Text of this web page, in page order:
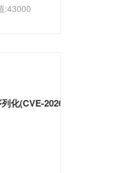
:43000
化(CVE-2026-40860)漏洞分